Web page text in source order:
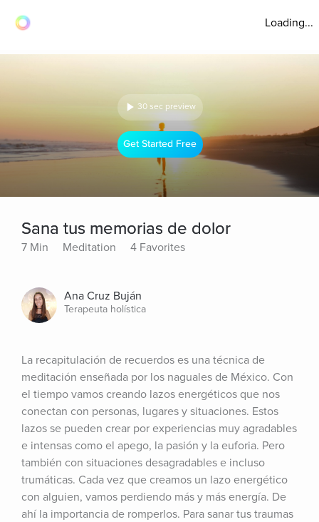
Loading...
30 sec preview
Get Started Free
Sana tus memorias de dolor
7 Min Meditation 4 Favorites
Ana Cruz Buján
Terapeuta holística
La recapitulación de recuerdos es una técnica de
meditación enseñada por los naguales de México. Con
el tiempo vamos creando lazos energéticos que nos
conectan con personas, lugares y situaciones. Estos
lazos se pueden crear por experiencias muy agradables
e intensas como el apego, la pasión y la euforia. Pero
también con situaciones desagradables e incluso
trumáticas. Cada vez que creamos un lazo energético
con alguien, vamos perdiendo más y más energía. De
ahí la importancia de romperlos. Para sanar tus traumas